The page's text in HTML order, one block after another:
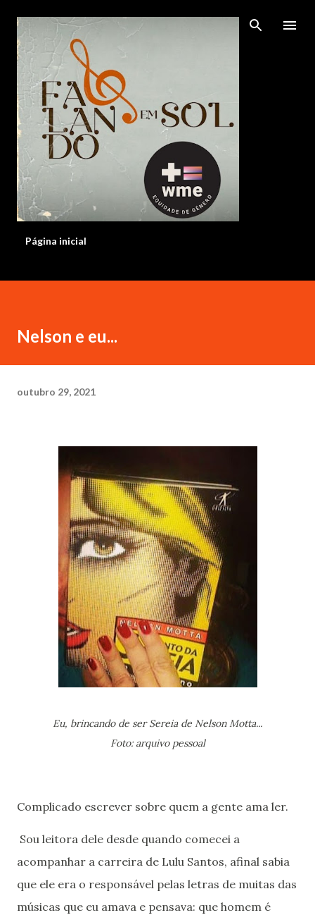
Pular para o conteúdo principal
Página inicial
Nelson e eu...
outubro 29, 2021
Eu, brincando de ser Sereia de Nelson Motta...
Foto: arquivo pessoal
Complicado escrever sobre quem a gente ama ler.
Sou leitora dele desde quando comecei a
acompanhar a carreira de Lulu Santos, afinal sabia
que ele era o responsável pelas letras de muitas das
músicas que eu amava e pensava: que homem é